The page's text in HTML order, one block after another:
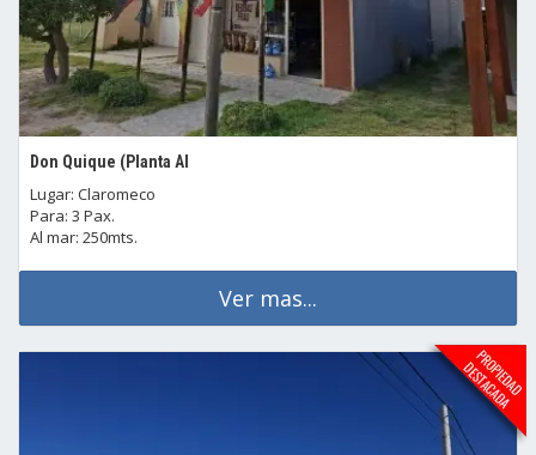
Don Quique (Planta Al
Lugar: Claromeco
Para: 3 Pax.
Al mar: 250mts.
Ver mas...